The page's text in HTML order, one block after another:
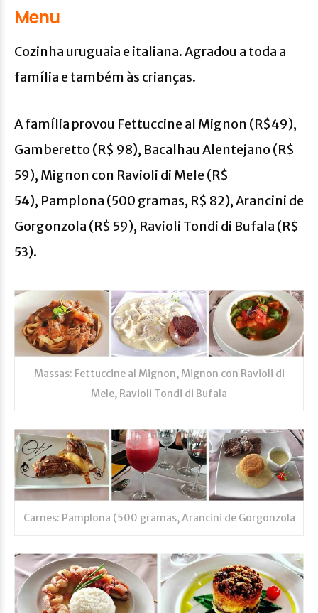
Menu
Cozinha uruguaia e italiana. Agradou a toda a
família e também às crianças.
A família provou Fettuccine al Mignon (R$49),
Gamberetto (R$ 98), Bacalhau Alentejano (R$
59), Mignon con Ravioli di Mele (R$
54), Pamplona (500 gramas, R$ 82), Arancini de
Gorgonzola (R$ 59), Ravioli Tondi di Bufala (R$
53).
Massas: Fettuccine al Mignon, Mignon con Ravioli di
Mele, Ravioli Tondi di Bufala
Carnes: Pamplona (500 gramas, Arancini de Gorgonzola